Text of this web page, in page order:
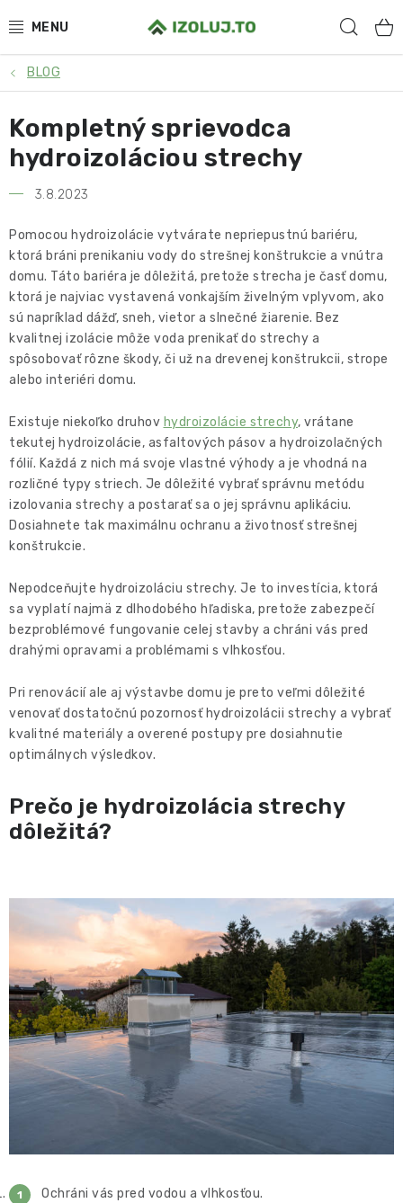
na
HYDROIZOLÁCIA
MATERIÁLY
SYSTÉMOVÉ RIEŠENIA
PRE PARTNEROV
O NÁS
BLOG
Reklamácie a vrátenia
Formulár na odstúpenie od zmluvy
Obchodné podmienky
Podmienky ochrany osobných údajov
Reklamačný poriadok
BLOG
Kompletný sprievodca
hydroizoláciou strechy
3.8.2023
Pomocou hydroizolácie vytvárate nepriepustnú bariéru,
ktorá bráni prenikaniu vody do strešnej konštrukcie a vnútra
domu. Táto bariéra je dôležitá, pretože strecha je časť domu,
ktorá je najviac vystavená vonkajším živelným vplyvom, ako
sú napríklad dážď, sneh, vietor a slnečné žiarenie. Bez
kvalitnej izolácie môže voda prenikať do strechy a
spôsobovať rôzne škody, či už na drevenej konštrukcii, strope
alebo interiéri domu.
Existuje niekoľko druhov hydroizolácie strechy, vrátane
tekutej hydroizolácie, asfaltových pásov a hydroizolačných
fólií. Každá z nich má svoje vlastné výhody a je vhodná na
rozličné typy striech. Je dôležité vybrať správnu metódu
izolovania strechy a postarať sa o jej správnu aplikáciu.
Dosiahnete tak maximálnu ochranu a životnosť strešnej
konštrukcie.
Nepodceňujte hydroizoláciu strechy. Je to investícia, ktorá
sa vyplatí najmä z dlhodobého hľadiska, pretože zabezpečí
bezproblémové fungovanie celej stavby a chráni vás pred
drahými opravami a problémami s vlhkosťou.
Pri renovácií ale aj výstavbe domu je preto veľmi dôležité
venovať dostatočnú pozornosť hydroizolácii strechy a vybrať
kvalitné materiály a overené postupy pre dosiahnutie
optimálnych výsledkov.
Prečo je hydroizolácia strechy
dôležitá?
Ochráni vás pred vodou a vlhkosťou.